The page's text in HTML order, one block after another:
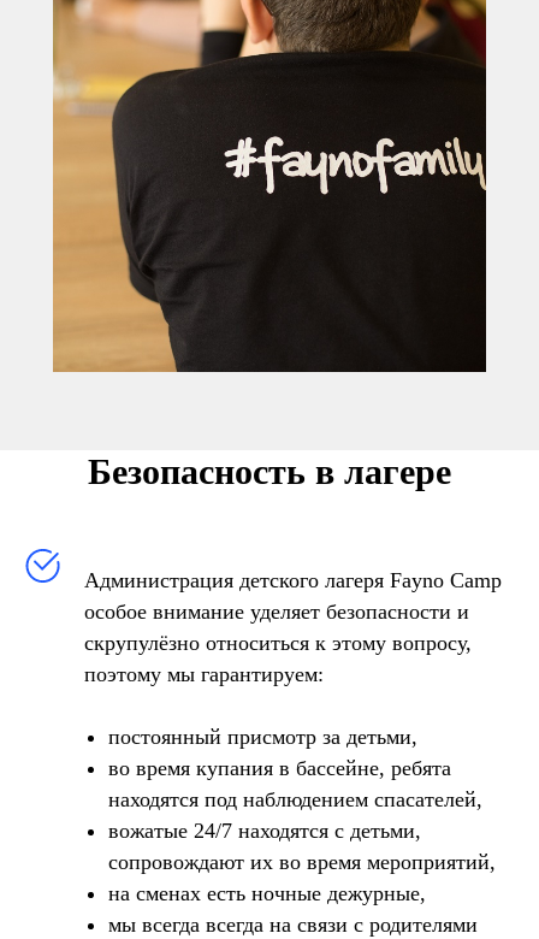
Безопасность в лагере
Администрация детского лагеря Fayno Camp
особое внимание уделяет безопасности и
скрупулёзно относиться к этому вопросу,
поэтому мы гарантируем:
постоянный присмотр за детьми,
во время купания в бассейне, ребята
находятся под наблюдением спасателей,
вожатые 24/7 находятся с детьми,
сопровождают их во время мероприятий,
на сменах есть ночные дежурные,
мы всегда всегда на связи с родителями